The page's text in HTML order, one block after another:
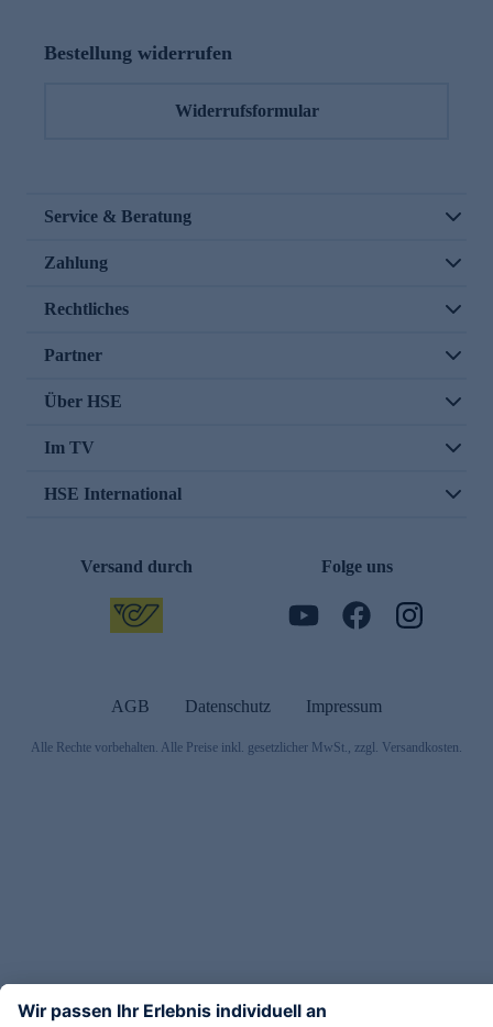
Bestellung widerrufen
Widerrufsformular
Service & Beratung
Zahlung
Rechtliches
Partner
Über HSE
Im TV
HSE International
Versand durch Folge uns
AGB Datenschutz Impressum
Alle Rechte vorbehalten. Alle Preise inkl. gesetzlicher MwSt., zzgl. Versandkosten.